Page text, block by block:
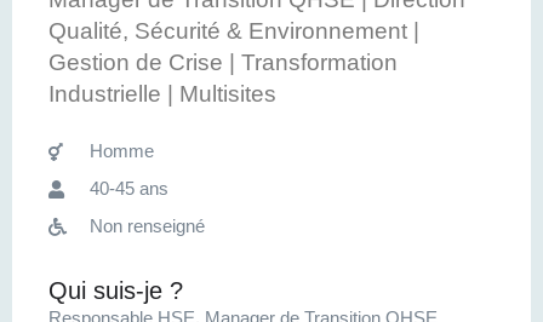
Qualité, Sécurité & Environnement |
Gestion de Crise | Transformation
Industrielle | Multisites
Homme
40-45 ans
Non renseigné
Qui suis-je ?